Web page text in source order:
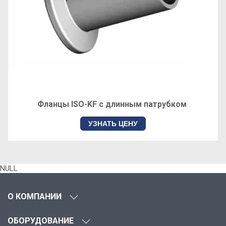
Фланцы ISO-KF с длинным патрубком
УЗНАТЬ ЦЕНУ
NULL
О КОМПАНИИ
ОБОРУДОВАНИЕ